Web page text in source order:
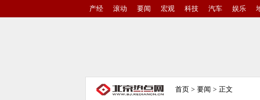
产经 滚动 要闻 宏观 科技 汽车 娱乐
首页 > 要闻 > 正文